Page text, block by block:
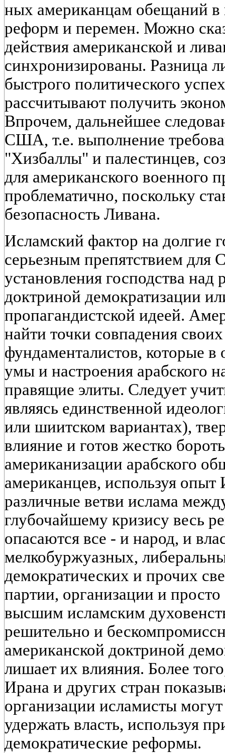
ных американцам обещаний в
реформ и перемен. Можно
действия американской и
синхронизированы. Разница
быстрого политического
рассчитывают получить
Впрочем, дальнейшее
США, т.е. выполнение
"Хизбаллы" и палестинцев,
для американского военного
проблематично, поскольку
безопасность Ливана.
Исламский фактор на долгие
серьезным препятствием
установления господства
доктриной демократизации
пропагандистской идеей.
найти точки совпадения
фундаменталистов, которые
умы и настроения арабского
правящие элиты. Следует
являясь единственной
или шиитском вариантах),
влияние и готов жестко
американизации арабского
американцев, используя опыт
различные ветви ислама
глубочайшему кризису весь
опасаются все - и народ, и
мелкобуржуазных,
демократических и прочих
партии, организации и
высшим исламским
решительно и
американской доктриной
лишает их влияния. Более
Ирана и других стран
организации исламисты
удержать власть, используя
демократические реформы.